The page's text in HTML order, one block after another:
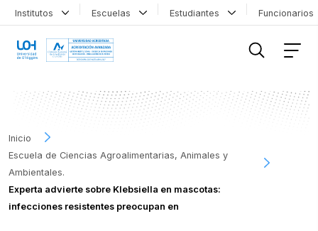
Institutos Escuelas Estudiantes
Inicio
Escuela de Ciencias Agroalimentarias, Animales y
Ambientales.
Experta advierte sobre Klebsiella en mascotas:
infecciones resistentes preocupan en